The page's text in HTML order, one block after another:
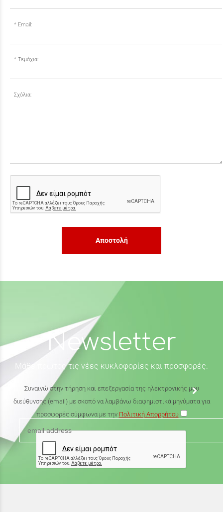
Email:
Τεμάχια:
Σχόλια:
Αποστολή
Newsletter
Μάθε πρώτος τις νέες κυκλοφορίες και προσφορές.
Συναινώ στην τήρηση και επεξεργασία της ηλεκτρονικής μου
διεύθυνσης (email) με σκοπό να λαμβάνω διαφημιστικά μηνύματα για
προσφορές σύμφωνα με την Πολιτική Απορρήτου